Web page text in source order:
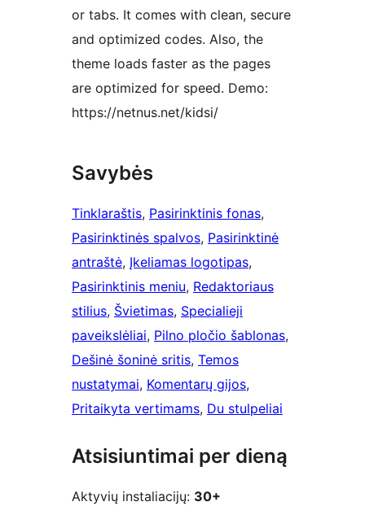
or tabs. It comes with clean, secure
and optimized codes. Also, the
theme loads faster as the pages
are optimized for speed. Demo:
https://netnus.net/kidsi/
Savybės
Tinklaraštis, Pasirinktinis fonas
Pasirinktinės spalvos, Pasirinktinė
antraštė, Įkeliamas logotipas
Pasirinktinis meniu, Redaktoriaus
stilius, Švietimas, Specialieji
paveikslėliai, Pilno pločio šablonas
Dešinė šoninė sritis, Temos
nustatymai, Komentarų gijos
Pritaikyta vertimams, Du stulpeliai
Atsisiuntimai per dieną
Aktyvių instaliacijų: 30+